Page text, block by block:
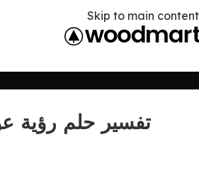
Skip to main content
تفسير حلم رؤية